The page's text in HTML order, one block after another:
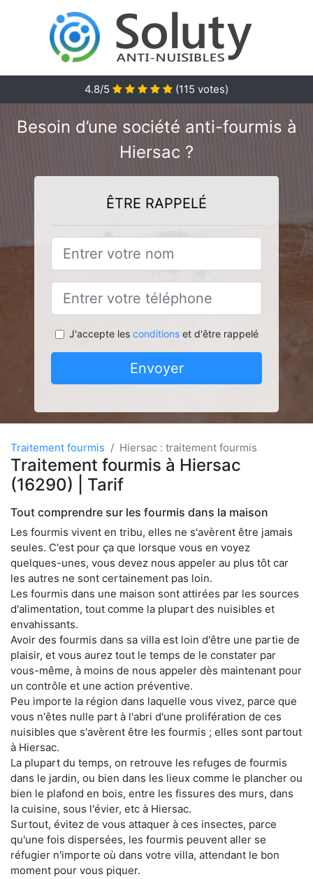
4.8/5 (115 votes)
Besoin d’une société anti-fourmis à
Hiersac ?
ÊTRE RAPPELÉ
J'accepte les conditionset d'être rappelé
Envoyer
Traitement fourmis Hiersac : traitement fourmis
Traitement fourmis à Hiersac
(16290) | Tarif
Tout comprendre sur les fourmis dans la maison
Les fourmis vivent en tribu, elles ne s'avèrent être jamais
seules. C'est pour ça que lorsque vous en voyez
quelques-unes, vous devez nous appeler au plus tôt car
les autres ne sont certainement pas loin.
Les fourmis dans une maison sont attirées par les sources
d'alimentation, tout comme la plupart des nuisibles et
envahissants.
Avoir des fourmis dans sa villa est loin d'être une partie de
plaisir, et vous aurez tout le temps de le constater par
vous-même, à moins de nous appeler dès maintenant pour
un contrôle et une action préventive.
Peu importe la région dans laquelle vous vivez, parce que
vous n'êtes nulle part à l'abri d'une prolifération de ces
nuisibles que s'avèrent être les fourmis ; elles sont partout
à Hiersac.
La plupart du temps, on retrouve les refuges de fourmis
dans le jardin, ou bien dans les lieux comme le plancher ou
bien le plafond en bois, entre les fissures des murs, dans
la cuisine, sous l'évier, etc à Hiersac.
Surtout, évitez de vous attaquer à ces insectes, parce
qu'une fois dispersées, les fourmis peuvent aller se
réfugier n'importe où dans votre villa, attendant le bon
moment pour vous piquer.